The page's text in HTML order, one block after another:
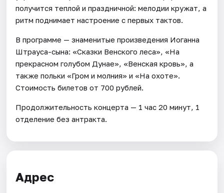
получится теплой и праздничной: мелодии кружат, а
ритм поднимает настроение с первых тактов.
В программе — знаменитые произведения Иоганна
Штрауса-сына: «Сказки Венского леса», «На
прекрасном голубом Дунае», «Венская кровь», а
также польки «Гром и молния» и «На охоте».
Стоимость билетов от 700 рублей.
Продолжительность концерта — 1 час 20 минут, 1
отделение без антракта.
Адрес